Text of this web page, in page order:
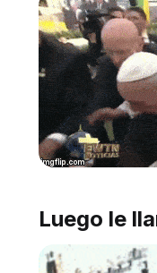
Luego le